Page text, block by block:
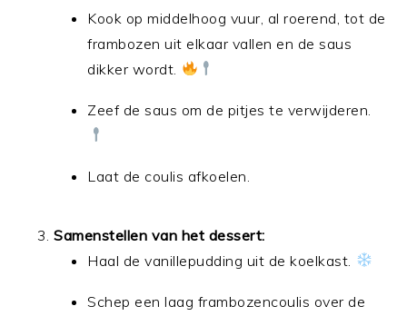
Kook op middelhoog vuur, al roerend, tot de
frambozen uit elkaar vallen en de saus
dikker wordt.
Zeef de saus om de pitjes te verwijderen.
Laat de coulis afkoelen.
Samenstellen van het dessert:
Haal de vanillepudding uit de koelkast.
Schep een laag frambozencoulis over de